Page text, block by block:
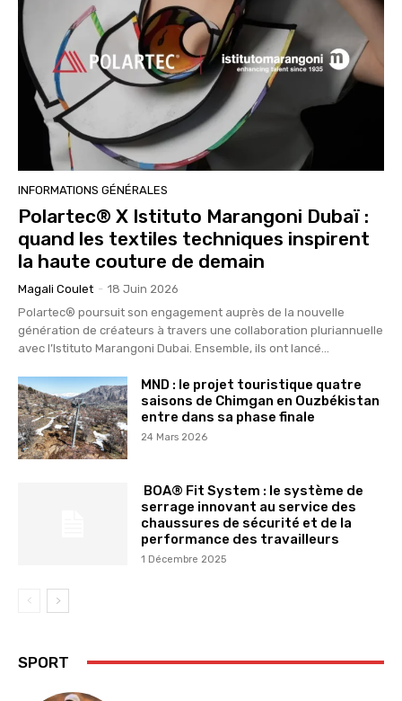
INFORMATIONS GÉNÉRALES
Polartec® X Istituto Marangoni Dubaï :
quand les textiles techniques inspirent
la haute couture de demain
Magali Coulet - 18 Juin 2026
Polartec® poursuit son engagement auprès de la nouvelle
génération de créateurs à travers une collaboration pluriannuelle
avec l’Istituto Marangoni Dubai. Ensemble, ils ont lancé...
MND : le projet touristique quatre
saisons de Chimgan en Ouzbékistan
entre dans sa phase finale
24 Mars 2026
BOA® Fit System : le système de
serrage innovant au service des
chaussures de sécurité et de la
performance des travailleurs
1 Décembre 2025
SPORT